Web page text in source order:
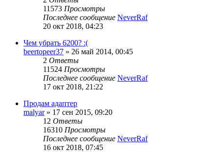
11573 Просмотры
Последнее сообщение NeverRaf
20 окт 2018, 04:23
Чем убрать 6200? :(
beertopeer37 » 26 май 2014, 00:45
2 Ответы
11524 Просмотры
Последнее сообщение NeverRaf
17 окт 2018, 21:22
Продам адаптер
malyar» 17 сен 2015, 09:20
12 Ответы
16310 Просмотры
Последнее сообщение NeverRaf
16 окт 2018, 07:45